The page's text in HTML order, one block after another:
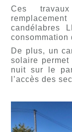
Ces
candélabres
consommation
De plus, un
solaire
nuit sur le
l’accès des